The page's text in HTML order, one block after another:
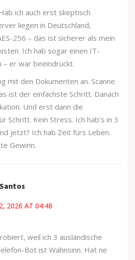
ich auch erst skeptisch
liegen in Deutschland,
256 – das ist sicherer als mein
Ich hab sogar einen IT-
– er war beeindruckt.
mit den Dokumenten an. Scanne
ist der einfachste Schritt. Danach
Und erst dann die
Schritt. Kein Stress. Ich hab’s in 3
jetzt? Ich hab Zeit fürs Leben.
Gewinn.
2026 AT 04:48
weil ich 3 ausländische
Bot ist Wahnsinn. Hat ne